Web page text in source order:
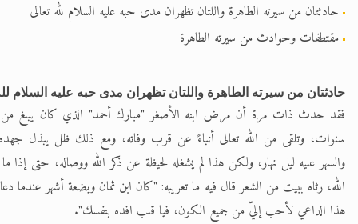
حادثتان من سيرته الطاهرة واللتان تظهران مدى حبه عليه السلام لله تعالى
مقتطفات وحوادث من سيرته الطاهرة
حادثتان من سيرته الطاهرة واللتان تظهران مدى حبه عليه السلام
فقد حدث ذات مرة أن مرض ابنه الأصغر "مبارك أحمد" الذي كان يبلغ من
سنوات، وتلقى من الله تعالى أنباءً عن قرب وفاته، ومع ذلك ظل يبذل
والسهر عليه ليل نهار، ولكن هذا لم يشغله لحيظة عن ذكر الله ووصاله، حتى إذا
الله، رثاه ببيت من الشعر قال فيه ما تعريبه: "كان ابن ثمان وبضعة أشهر عندما
هذا الداعي لأحب إليّ من جميع الكون، فيا قلب افده بنفسك".